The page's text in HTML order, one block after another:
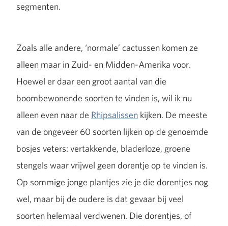
segmenten.
Zoals alle andere, ‘normale’ cactussen komen ze
alleen maar in Zuid- en Midden-Amerika voor.
Hoewel er daar een groot aantal van die
boombewonende soorten te vinden is, wil ik nu
alleen even naar de Rhipsalissen kijken. De meeste
van de ongeveer 60 soorten lijken op de genoemde
bosjes veters: vertakkende, bladerloze, groene
stengels waar vrijwel geen dorentje op te vinden is.
Op sommige jonge plantjes zie je die dorentjes nog
wel, maar bij de oudere is dat gevaar bij veel
soorten helemaal verdwenen. Die dorentjes, of